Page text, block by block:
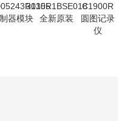
器模块
3135R1BSE018
全新原装
C1900R
圆图记录
仪